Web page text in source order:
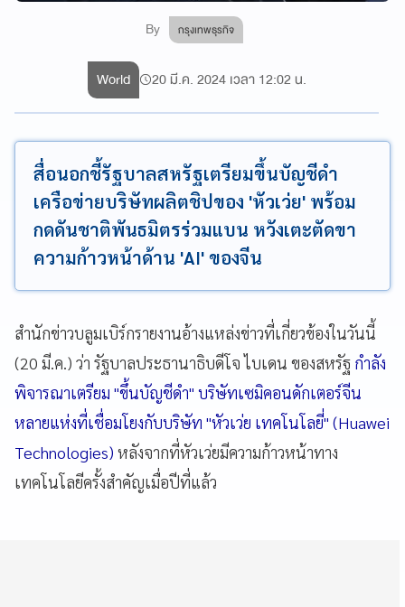
By กรุงเทพธุรกิจ
World 20 มี.ค. 2024 เวลา 12:02 น.
สื่อนอกชี้รัฐบาลสหรัฐเตรียมขึ้นบัญชีดำ
เครือข่ายบริษัทผลิตชิปของ 'หัวเว่ย' พร้อม
กดดันชาติพันธมิตรร่วมแบน หวังเตะตัดขา
ความก้าวหน้าด้าน 'AI' ของจีน
สำนักข่าวบลูมเบิร์กรายงานอ้างแหล่งข่าวที่เกี่ยวข้องในวันนี้
(20 มี.ค.) ว่า รัฐบาลประธานาธิบดีโจ ไบเดน ของสหรัฐ กำลัง
พิจารณาเตรียม "ขึ้นบัญชีดำ" บริษัทเซมิคอนดักเตอร์จีน
หลายแห่งที่เชื่อมโยงกับบริษัท "หัวเว่ย เทคโนโลยี่" (Huawei
Technologies) หลังจากที่หัวเว่ยมีความก้าวหน้าทาง
เทคโนโลยีครั้งสำคัญเมื่อปีที่แล้ว